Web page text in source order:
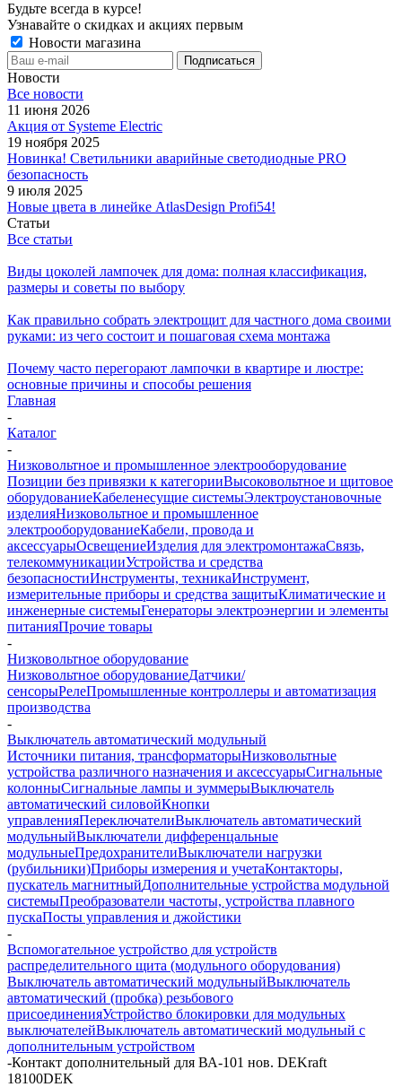
Будьте всегда в курсе!
Узнавайте о скидках и акциях первым
Новости магазина
Новости
Все новости
11 июня 2026
Акция от Systeme Electric
19 ноября 2025
Новинка! Светильники аварийные светодиодные PRO
безопасность
9 июля 2025
Новые цвета в линейке AtlasDesign Profi54!
Статьи
Все статьи
Виды цоколей лампочек для дома: полная классификация,
размеры и советы по выбору
Как правильно собрать электрощит для частного дома своими
руками: из чего состоит и пошаговая схема монтажа
Почему часто перегорают лампочки в квартире и люстре:
основные причины и способы решения
Главная
-
Каталог
-
Низковольтное и промышленное электрооборудование
Позиции без привязки к категорииВысоковольтное и щитовое
оборудованиеКабеленесущие системыЭлектроустановочные
изделияНизковольтное и промышленное
электрооборудованиеКабели, провода и
аксессуарыОсвещениеИзделия для электромонтажаСвязь,
телекоммуникацииУстройства и средства
безопасностиИнструменты, техникаИнструмент,
измерительные приборы и средства защитыКлиматические и
инженерные системыГенераторы электроэнергии и элементы
питанияПрочие товары
-
Низковольтное оборудование
Низковольтное оборудованиеДатчики/
сенсорыРелеПромышленные контроллеры и автоматизация
производства
-
Выключатель автоматический модульный
Источники питания, трансформаторыНизковольтные
устройства различного назначения и аксессуарыСигнальные
колонныСигнальные лампы и зуммерыВыключатель
автоматический силовойКнопки
управленияПереключателиВыключатель автоматический
модульныйВыключатели дифференцальные
модульныеПредохранителиВыключатели нагрузки
(рубильники)Приборы измерения и учетаКонтакторы,
пускатель магнитныйДополнительные устройства модульной
системыПреобразователи частоты, устройства плавного
пускаПосты управления и джойстики
-
Вспомогательное устройство для устройств
распределительного щита (модульного оборудования)
Выключатель автоматический модульныйВыключатель
автоматический (пробка) резьбового
присоединенияУстройство блокировки для модульных
выключателейВыключатель автоматический модульный с
дополнительным устройством
-Контакт дополнительный для ВА-101 нов. DEKraft
18100DEK